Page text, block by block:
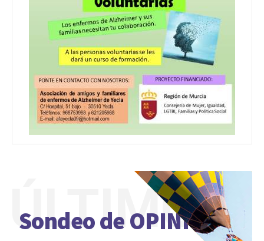
Sondeo de OPINIÓN
ÚLTIMO